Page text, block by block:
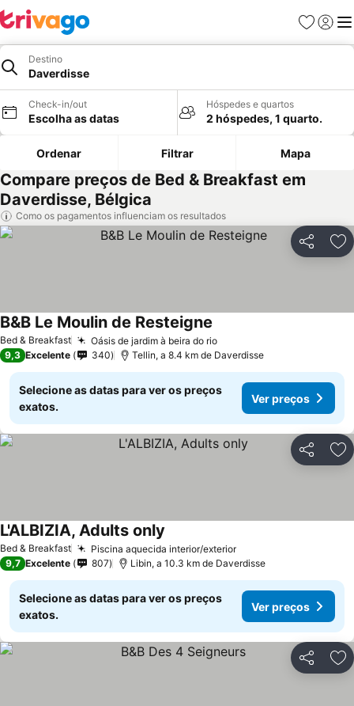
Favoritos
Iniciar
Destino
Daverdisse
Check-in/out
Escolha as datas
Hóspedes e quartos
2 hóspedes, 1 quarto.
Ordenar Filtrar Mapa
Compare preços de Bed & Breakfast em
Daverdisse, Bélgica
Como os pagamentos influenciam os resultados
Partilhar
Bed & Breakfast Oásis de jardim à beira do rioVer preços
B&B Le Moulin de Resteigne
9,3 Excelente 340 Tellin, a 8.4 km de Daverdisse
Selecione as datas para ver os preços
exatos.
Ver preços
Partilhar
Bed & Breakfast Piscina aquecida interior/exteriorVer preços
L'ALBIZIA, Adults only
9,7 Excelente 807 Libin, a 10.3 km de Daverdisse
Selecione as datas para ver os preços
exatos.
Ver preços
Partilhar